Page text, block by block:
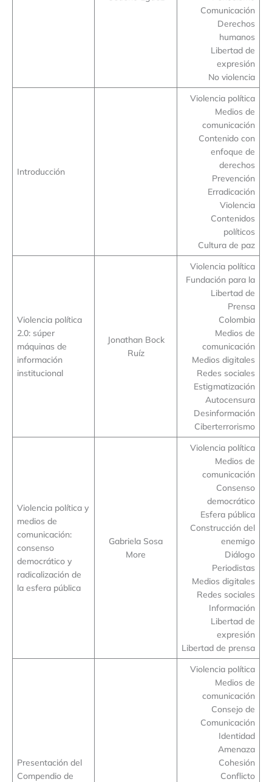
Comunicación
Derechos
humanos
Libertad de
expresión
No violencia
Introducción
Violencia política
Medios de
comunicación
Contenido con
enfoque de
derechos
Prevención
Erradicación
Violencia
Contenidos
políticos
Cultura de paz
Violencia política
2.0: súper
máquinas de
información
institucional
Jonathan Bock
Ruíz
Violencia política
Fundación para la
Libertad de
Prensa
Colombia
Medios de
comunicación
Medios digitales
Redes sociales
Estigmatización
Autocensura
Desinformación
Ciberterrorismo
Violencia política y
medios de
comunicación:
consenso
democrático y
radicalización de
la esfera pública
Gabriela Sosa
More
Violencia política
Medios de
comunicación
Consenso
democrático
Esfera pública
Construcción del
enemigo
Diálogo
Periodistas
Medios digitales
Redes sociales
Información
Libertad de
expresión
Libertad de prensa
Presentación del
Compendio de
Violencia política
Medios de
comunicación
Consejo de
Comunicación
Identidad
Amenaza
Cohesión
Conflicto